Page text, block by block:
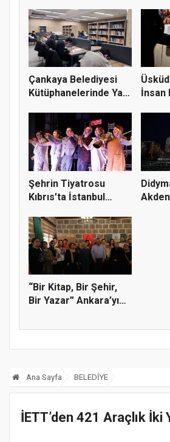
Çankaya Belediyesi
Kütüphanelerinde Yaz
İnsan
Şehrin Tiyatrosu
Kıbrıs’ta İstanbul
“Bir Kitap, Bir Şehir,
Bir Yazar” Ankara’yı
Ana Sayfa BELEDİYE
İETT’den 421 Araçlık İki